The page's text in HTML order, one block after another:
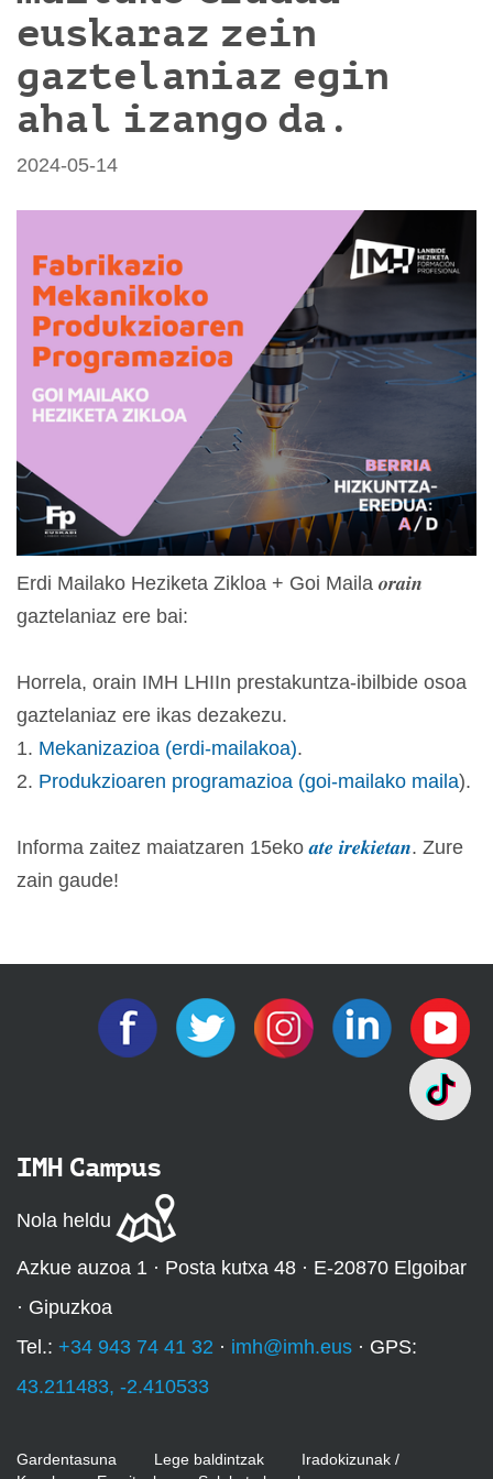
euskaraz zein
gaztelaniaz egin
ahal izango da.
2024-05-14
Erdi Mailako Heziketa Zikloa + Goi Maila 𝒐𝒓𝒂𝒊𝒏
gaztelaniaz ere bai:
Horrela, orain IMH LHIIn prestakuntza-ibilbide osoa
gaztelaniaz ere ikas dezakezu.
1. Mekanizazioa (erdi-mailakoa).
2. Produkzioaren programazioa (goi-mailako maila).
Informa zaitez maiatzaren 15eko𝒂𝒕𝒆 𝒊𝒓𝒆𝒌𝒊𝒆𝒕𝒂𝒏. Zure
zain gaude!
IMH Campus
Nola heldu
Azkue auzoa 1 · Posta kutxa 48 · E-20870 Elgoibar
· Gipuzkoa
Tel.: +34 943 74 41 32 · imh@imh.eus · GPS:
43.211483, -2.410533
Gardentasuna Lege baldintzak
Iradokizunak /